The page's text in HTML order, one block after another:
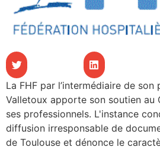
santé
au CHU
La FHF par l’intermédiaire de son
Valletoux apporte son soutien au
ses professionnels. L'instance
diffusion irresponsable de
de Toulouse et dénonce le